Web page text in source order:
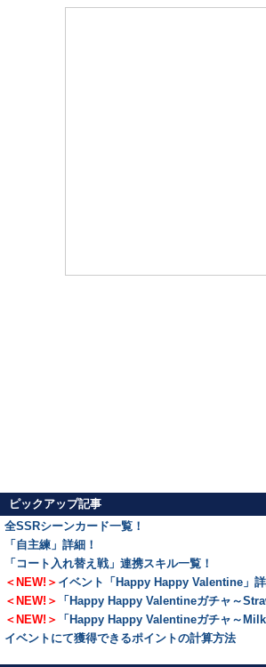
ピックアップ記事
全SSRシーンカード一覧！
「自主練」詳細！
「コート入れ替え戦」連携スキル一覧！
＜NEW!＞ イベント「Happy Happy Valentine」詳
＜NEW!＞
「Happy Happy Valentineガチャ～
＜NEW!＞
「Happy Happy Valentineガチャ～
イベントにて獲得できるポイントの計算方法